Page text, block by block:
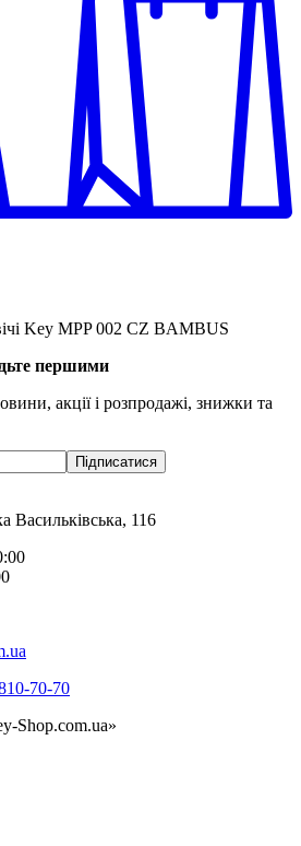
Key MPP 002 CZ BAMBUS
першими
акції і розпродажі, знижки та
Підписатися
Васильківська, 116
70-70
Shop.com.ua»